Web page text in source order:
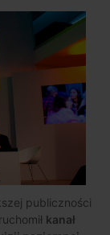
i
Indie)
i
opcja do
publiczności
kanał